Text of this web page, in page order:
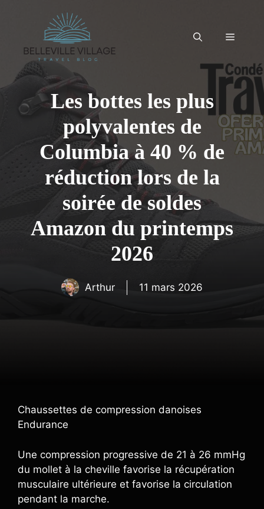
Menu
Les bottes les plus
polyvalentes de
Columbia à 40 % de
réduction lors de la
soirée de soldes
Amazon du printemps
2026
Arthur 11 mars 2026
Chaussettes de compression danoises
Endurance
Une compression progressive de 21 à 26 mmHg
du mollet à la cheville favorise la récupération
musculaire ultérieure et favorise la circulation
pendant la marche.